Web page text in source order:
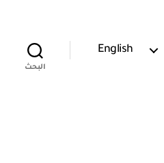
English
البحث